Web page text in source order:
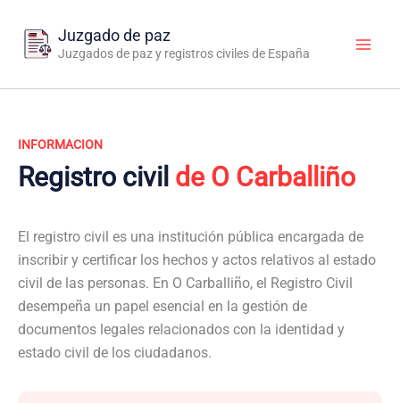
contenido
Juzgado de paz
Juzgados de paz y registros civiles de España
INFORMACION
Registro civil de O Carballiño
El registro civil es una institución pública encargada de
inscribir y certificar los hechos y actos relativos al estado
civil de las personas. En O Carballiño, el Registro Civil
desempeña un papel esencial en la gestión de
documentos legales relacionados con la identidad y
estado civil de los ciudadanos.